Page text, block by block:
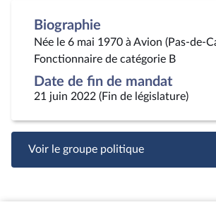
Biographie
Née le 6 mai 1970 à Avion (Pas-de-
Fonctionnaire de catégorie B
Date de fin de mandat
21 juin 2022 (Fin de législature)
Voir le groupe politique